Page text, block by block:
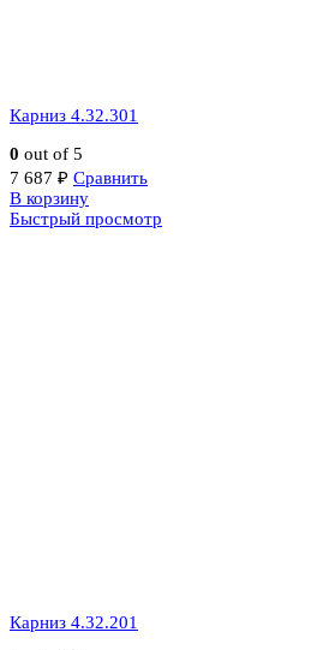
Карниз 4.32.301
0 out of 5
7 687 ₽ Сравнить
В корзину
Быстрый просмотр
Карниз 4.32.201